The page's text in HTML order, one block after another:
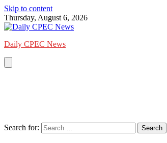
Skip to content
Thursday, August 6, 2026
Daily CPEC News
Search for: